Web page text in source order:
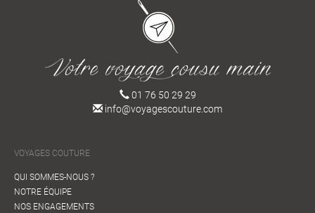
01 76 50 29 29
info@voyagescouture.com
VOYAGES COUTURE
QUI SOMMES-NOUS ?
NOTRE ÉQUIPE
NOS ENGAGEMENTS